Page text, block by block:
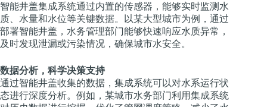
智能井盖集成系统通过内置的传感器，能够实时监测水
质、水量和水位等关键数据。以某大型城市为例，通过
部署智能井盖，水务管理部门能够快速响应水质异常，
及时发现泄漏或污染情况，确保城市水安全。
数据分析，科学决策支持
通过智能井盖收集的数据，集成系统可以对水系运行状
态进行深度分析。例如，某城市水务部门利用集成系统